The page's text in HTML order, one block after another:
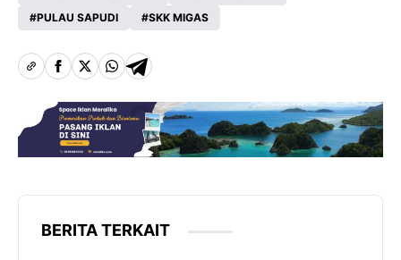
PULAU SAPUDI
SKK MIGAS
BERITA TERKAIT